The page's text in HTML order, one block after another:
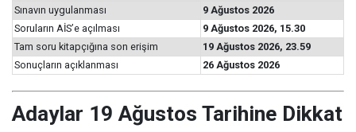
Sınavın uygulanması
9 Ağustos 2026
Soruların AİS’e açılması
9 Ağustos 2026, 15.30
Tam soru kitapçığına son erişim
19 Ağustos 2026, 23.59
Sonuçların açıklanması
26 Ağustos 2026
Adaylar 19 Ağustos Tarihine Dikkat